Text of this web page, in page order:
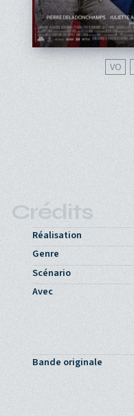
VO
Crédits
Réalisation
Genre
Scénario
Avec
Bande originale